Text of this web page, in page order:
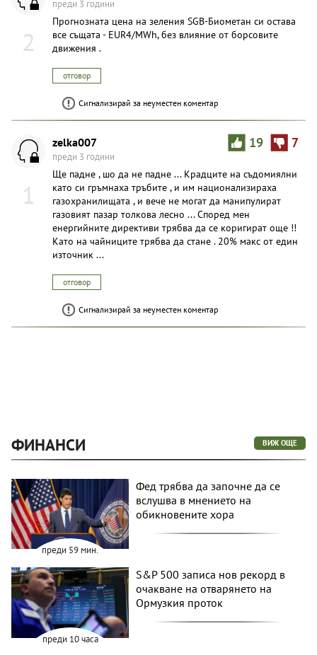
2
преди 3 години
Прогнозната цена на зеления SGB-Биометан си остава
все същата - EUR4/MWh, без влияние от борсовите
движения .
отговор
Сигнализирай за неуместен коментар
1
19 7
zelka007
преди 3 години
Ще падне , шо да не падне ... Крадците на съдомиялни
като си гръмнаха тръбите , и им национализираха
газохранилищата , и вече не могат да манипулират
газовият пазар толкова лесно ... Според мен
енергийните директиви трябва да се коригират още !!
Като на чайниците трябва да стане . 20% макс от един
източник ...
отговор
Сигнализирай за неуместен коментар
ФИНАНСИ ВИЖ ОЩЕ
преди 59 мин.
Фед трябва да започне да се
вслушва в мнението на
обикновените хора
преди 10 часа
S&P 500 записа нов рекорд в
очакване на отварянето на
Ормузкия проток